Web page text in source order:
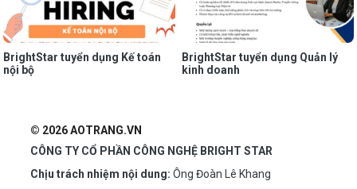
BrightStar tuyển dụng Kế toán
nội bộ
BrightStar tuyển dụng Quản lý
kinh doanh
© 2026 AOTRANG.VN
CÔNG TY CỔ PHẦN CÔNG NGHỆ BRIGHT STAR
Chịu trách nhiệm nội dung: Ông Đoàn Lê Khang